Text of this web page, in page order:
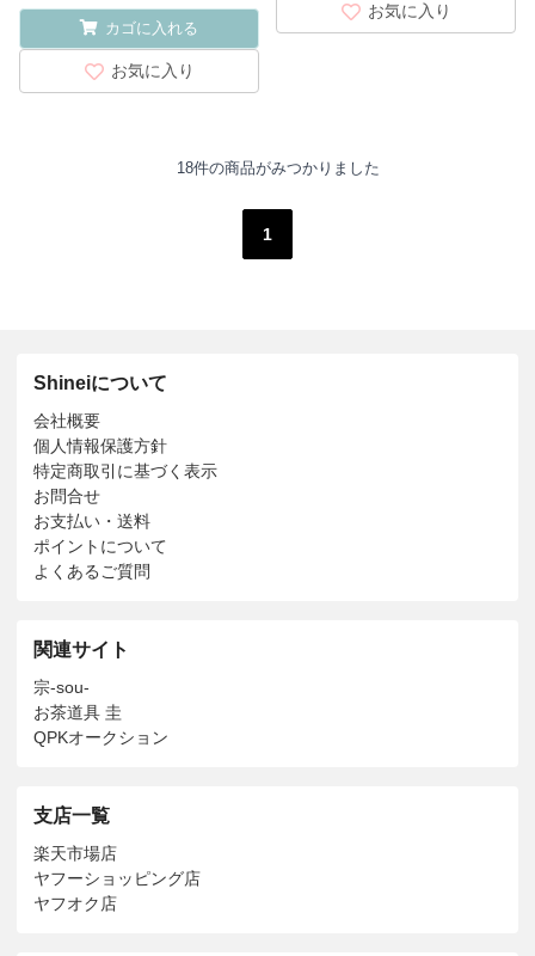
カゴに入れる
お気に入り
お気に入り
18件の商品がみつかりました
1
Shineiについて
会社概要
個人情報保護方針
特定商取引に基づく表示
お問合せ
お支払い・送料
ポイントについて
よくあるご質問
関連サイト
宗-sou-
お茶道具 圭
QPKオークション
支店一覧
楽天市場店
ヤフーショッピング店
ヤフオク店